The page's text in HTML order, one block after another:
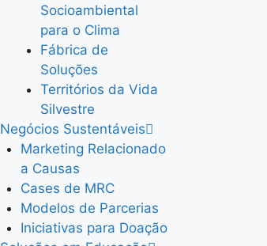
Socioambiental
para o Clima
Fábrica de
Soluções
Territórios da Vida
Silvestre
Negócios Sustentáveis
Marketing Relacionado
a Causas
Cases de MRC
Modelos de Parcerias
Iniciativas para Doação